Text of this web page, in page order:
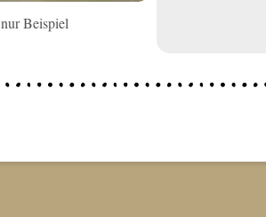
nur Beispiel